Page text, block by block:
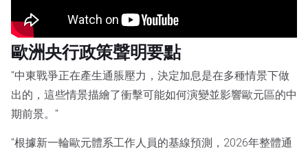
歐洲央行政策聲明要點
"中東戰爭正在產生通脹壓力，決定加息是在多種情景下做
出的，這些情景描繪了衝擊可能如何演變並影響歐元區的中
期前景。"
"根據新一輪歐元體系工作人員的基線預測，2026年整體通